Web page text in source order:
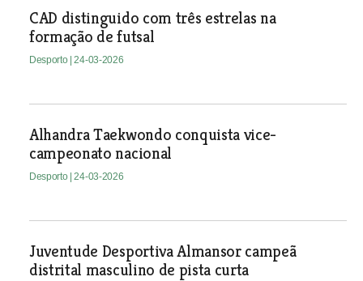
CAD distinguido com três estrelas na
formação de futsal
Desporto | 24-03-2026
Alhandra Taekwondo conquista vice-
campeonato nacional
Desporto | 24-03-2026
Juventude Desportiva Almansor campeã
distrital masculino de pista curta